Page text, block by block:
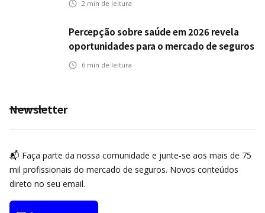
2 min de leitura
Percepção sobre saúde em 2026 revela
oportunidades para o mercado de seguros
ampliar cobertura e prevenção
6 min de leitura
Newsletter
📬 Faça parte da nossa comunidade e junte-se aos mais de 75
mil profissionais do mercado de seguros. Novos conteúdos
direto no seu email.